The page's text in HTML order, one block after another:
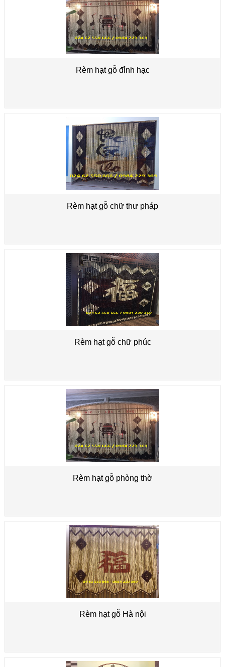
Rèm hạt gỗ đỉnh hạc
Rèm hạt gỗ chữ thư pháp
Rèm hạt gỗ chữ phúc
Rèm hạt gỗ phòng thờ
Rèm hạt gỗ Hà nội